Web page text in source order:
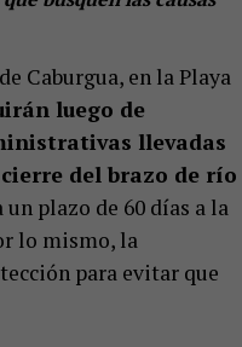
Caburgua, en la Playa
luego de
llevadas
del brazo de río
plazo de 60 días a la
lo mismo, la
para evitar que